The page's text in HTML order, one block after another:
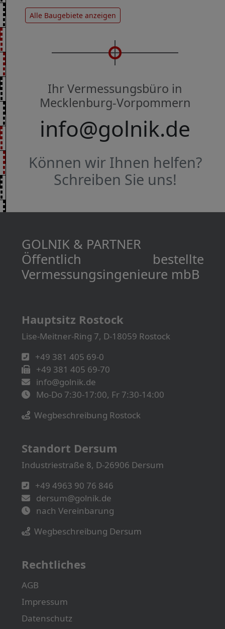
Alle Baugebiete anzeigen
Ihr Vermessungsbüro in
Mecklenburg-Vorpommern
info@golnik.de
Können wir Ihnen helfen?
Schreiben Sie uns!
GOLNIK & PARTNER
Öffentlich bestellte
Vermessungs­­ingenieure mbB
Hauptsitz Rostock
Lise-Meitner-Ring 7, D-18059 Rostock
+49 381 405 69-0
+49 381 405 69-70
info@golnik.de
Mo-Do 7:30-17:00, Fr 7:30-14:00
Wegbeschreibung Rostock
Standort Dersum
Industriestraße 8, D-26906 Dersum
+49 4963 90 76 846
dersum@golnik.de
nach Vereinbarung
Wegbeschreibung Dersum
Rechtliches
AGB
Impressum
Datenschutz